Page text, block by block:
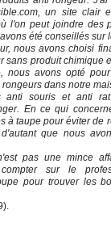
un site clair
l'on peut joindre des
été conseillés sur
nous avons choisi
sans produit chimique
nous avons opté
dans notre
anti souris et anti
En ce qui
à taupe pour éviter de
que nous
pas une mince
sur le
pour trouver les